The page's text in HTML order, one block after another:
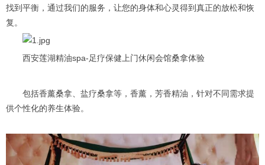
找到平衡，通过我们的服务，让您的身体和心灵得到真正的放松和恢
复。
西安莲湖精油spa-足疗保健上门休闲会馆桑拿体验
包括香薰桑拿、盐疗桑拿等，香薰，芳香精油，针对不同需求提
供个性化的养生体验。